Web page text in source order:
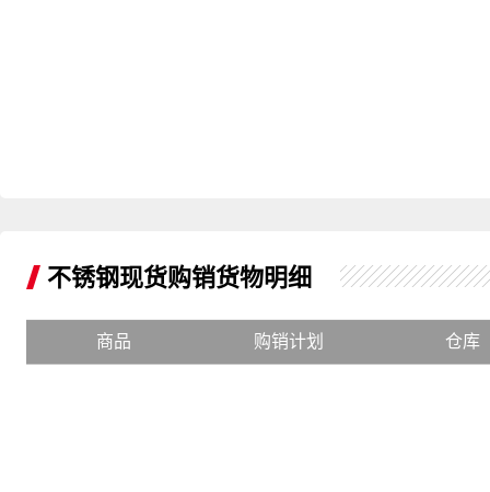
不锈钢现货购销货物明细
商品 购销计划 仓库